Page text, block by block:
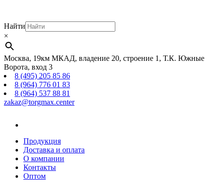
Найти
×
Москва, 19км МКАД, владение 20, строение 1, Т.К. Южные
Ворота, вход 3
8 (495) 205 85 86
8 (964) 776 01 83
8 (964) 537 88 81
zakaz@torgmax.center
Продукция
Доставка и оплата
О компании
Контакты
Оптом